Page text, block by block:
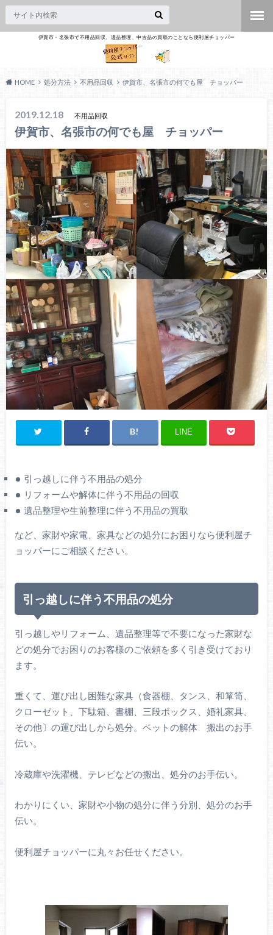
伊賀市・名張市で不用品回収、遺品整理、中古品の買取のことなら便利屋チョッパー
HOME 処分方法 不用品回収 伊賀市、名張市の何でも屋 チョッパー
2019.12.18 不用品回収
伊賀市、名張市の何でも屋 チョッパー
LINE
引っ越しに伴う不用品の処分
リフォームや解体に伴う不用品の回収
遺品整理や生前整理に伴う不用品の買取
など、家財や家電、家具などの処分にお困りなら便利屋チ
ョッパーにご相談ください。
引っ越しに伴う不用品の処分
引っ越しやリフォーム、遺品整理等で不要になった家財な
どの処分でお困りのお客様のご依頼を多く引き受けており
ます。
重くて、運び出し困難な家具（食器棚、タンス、和箪笥、
クローゼット、下駄箱、書棚、三段ボックス、婚礼家具、
その他〕の運び出しから処分。ベットの解体 搬出のお手
伝い。
冷蔵庫や洗濯機、テレビなどの搬出、処分のお手伝い。
わかりにくい、家財や小物の処分に伴う分別、処分のお手
伝い。
便利屋チョッパーに丸々お任せください。